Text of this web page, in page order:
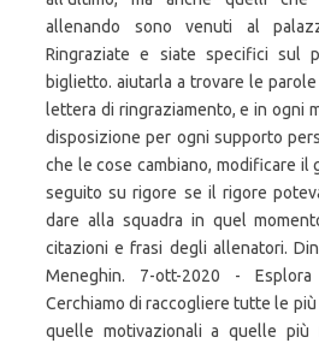
allenando sono venuti al
Ringraziate e siate specifici sul
biglietto. aiutarla a trovare le
lettera di ringraziamento, e in ogni
disposizione per ogni supporto
che le cose cambiano, modificare il
seguito su rigore se il rigore
dare alla squadra in quel
citazioni e frasi degli allenatori.
Meneghin. 7-ott-2020 -
Cerchiamo di raccogliere tutte le
quelle motivazionali a quelle più